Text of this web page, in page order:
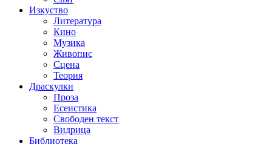
Изкуство
Литература
Кино
Музика
Живопис
Сцена
Теория
Драскулки
Проза
Есеистика
Свободен текст
Видрица
Библиотека